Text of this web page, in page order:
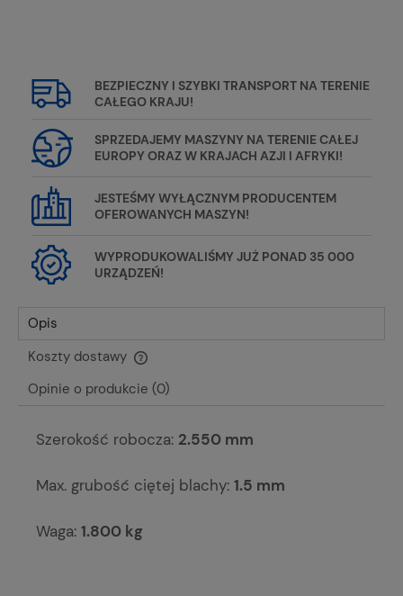
BEZPIECZNY I SZYBKI TRANSPORT NA TERENIE
CAŁEGO KRAJU!
SPRZEDAJEMY MASZYNY NA TERENIE CAŁEJ
EUROPY ORAZ W KRAJACH AZJI I AFRYKI!
JESTEŚMY WYŁĄCZNYM PRODUCENTEM
OFEROWANYCH MASZYN!
WYPRODUKOWALIŚMY JUŻ PONAD 35 000
URZĄDZEŃ!
Opis
Koszty dostawy
Cena nie zawiera ewentualnych kosztów płatności
Opinie o produkcie (0)
Szerokość robocza: 2.550 mm
Max. grubość ciętej blachy: 1.5 mm
Waga: 1.800 kg